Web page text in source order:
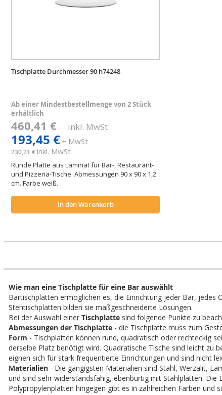
Tischplatte Durchmesser 90 h74248
Ab einer Mindestbestellmenge von 2 Stück
erhältlich
460,41 € inkl. MwSt
193,45 €+ MwSt
230,21 € inkl. MwSt
Runde Platte aus Laminat für Bar-, Restaurant-
und Pizzeria-Tische. Abmessungen 90 x 90 x 1,2
cm. Farbe weiß.
In den Warenkorb
Wie man eine Tischplatte für eine Bar auswählt
Bartischplatten ermöglichen es, die Einrichtung jeder Bar,
Stehtischplatten bilden sie maßgeschneiderte Lösungen.
Bei der Auswahl einerTischplatte sind folgende Punkte zu
Abmessungen der Tischplatte - die Tischplatte muss zum
Form - Tischplatten können rund, quadratisch oder rechteckig
derselbe Platz benötigt wird. Quadratische Tische sind leicht zu
eignen sich für stark frequentierte Einrichtungen und sind nicht
Materialien - Die gängigsten Materialien sind Stahl, Werzalit,
und sind sehr widerstandsfähig, ebenbürtig mit Stahlplatten.
Polypropylenplatten hingegen gibt es in zahlreichen Farben und